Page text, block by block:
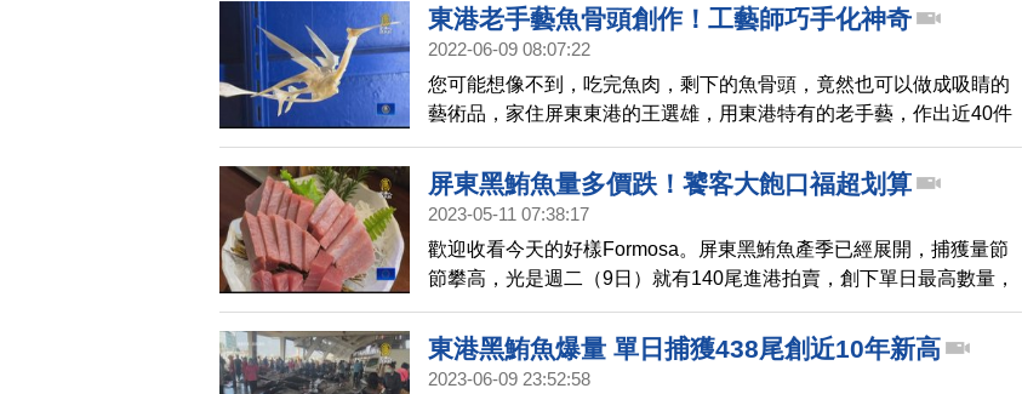
東港老手藝魚骨頭創作！工藝師巧手化神奇
2022-06-09 08:07:22
您可能想像不到，吃完魚肉，剩下的魚骨頭，竟然也可以做成吸睛的
藝術品，家住屏東東港的王選雄，用東港特有的老手藝，作出近40件
作品，現在就透過鏡頭來看看。
屏東黑鮪魚量多價跌！饕客大飽口福超划算
2023-05-11 07:38:17
歡迎收看今天的好樣Formosa。屏東黑鮪魚產季已經展開，捕獲量節
節攀高，光是週二（9日）就有140尾進港拍賣，創下單日最高數量，
內行的饕客也搶進華僑市場大飽口福，因為捕獲量大，價格下滑，每
公斤拍賣價來到500、600元之間，母親節吃黑鮪魚大餐很划算。
東港黑鮪魚爆量 單日捕獲438尾創近10年新高
2023-06-09 23:52:58